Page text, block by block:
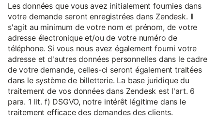
Les données que vous avez initialement fournies dans
votre demande seront enregistrées dans Zendesk. Il
s'agit au minimum de votre nom et prénom, de votre
adresse électronique et/ou de votre numéro de
téléphone. Si vous nous avez également fourni votre
adresse et d'autres données personnelles dans le cadre
de votre demande, celles-ci seront également traitées
dans le système de billetterie. La base juridique du
traitement de vos données dans Zendesk est l'art. 6
para. 1 lit. f) DSGVO, notre intérêt légitime dans le
traitement efficace des demandes des clients.